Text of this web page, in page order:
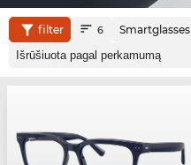
filter 6 Smartglasses